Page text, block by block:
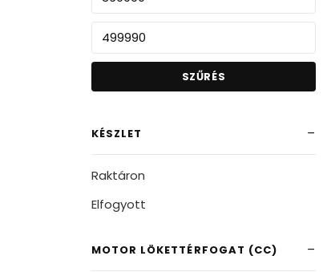
SZŰRÉS
KÉSZLET
Raktáron
Elfogyott
MOTOR LÖKETTÉRFOGAT (CC)